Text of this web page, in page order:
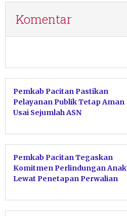
Komentar
Pemkab Pacitan Pastikan
Pelayanan Publik Tetap Aman
Usai Sejumlah ASN
Pemkab Pacitan Tegaskan
Komitmen Perlindungan Anak
Lewat Penetapan Perwalian